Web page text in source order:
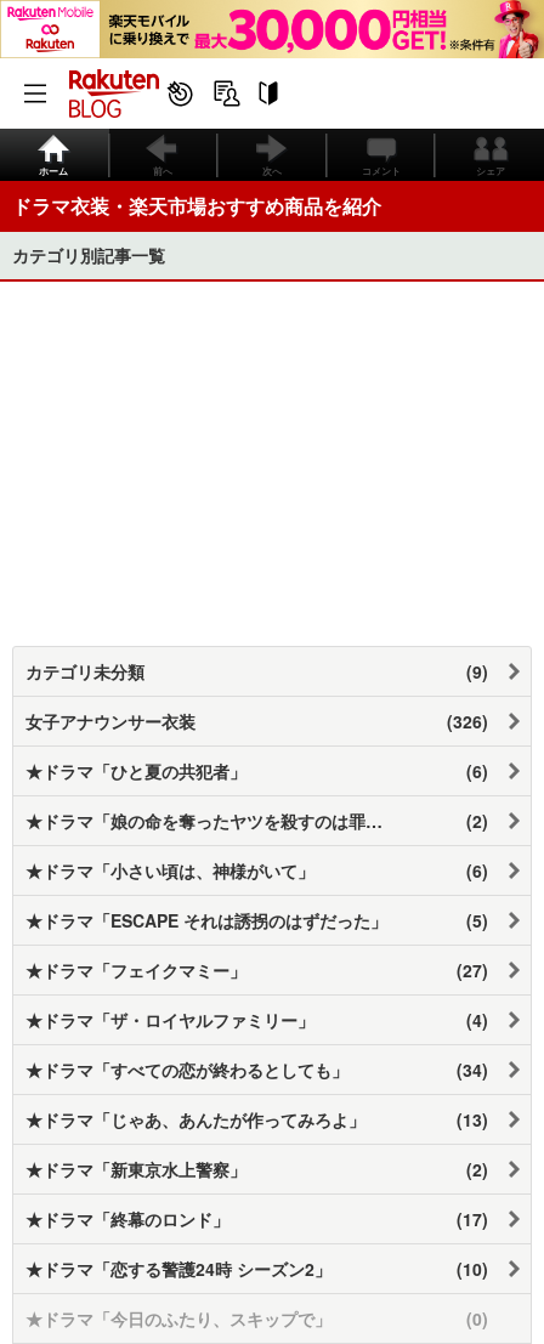
ホーム 前へ 次へ コメント シェア
ドラマ衣装・楽天市場おすすめ商品を紹介
カテゴリ別記事一覧
カテゴリ未分類 (9)
女子アナウンサー衣装 (326)
★ドラマ「ひと夏の共犯者」 (6)
★ドラマ「娘の命を奪ったヤツを殺すのは罪ですか？」 (2)
★ドラマ「小さい頃は、神様がいて」 (6)
★ドラマ「ESCAPE それは誘拐のはずだった」 (5)
★ドラマ「フェイクマミー」 (27)
★ドラマ「ザ・ロイヤルファミリー」 (4)
★ドラマ「すべての恋が終わるとしても」 (34)
★ドラマ「じゃあ、あんたが作ってみろよ」 (13)
★ドラマ「新東京水上警察」 (2)
★ドラマ「終幕のロンド」 (17)
★ドラマ「恋する警護24時 シーズン2」 (10)
★ドラマ「今日のふたり、スキップで」 (0)